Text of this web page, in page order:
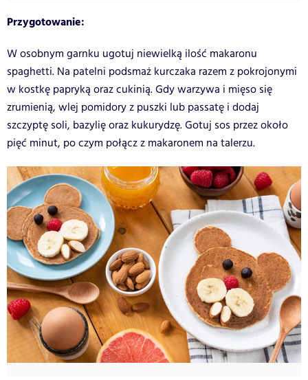
Przygotowanie:
W osobnym garnku ugotuj niewielką ilość makaronu
spaghetti. Na patelni podsmaż kurczaka razem z pokrojonymi
w kostkę papryką oraz cukinią. Gdy warzywa i mięso się
zrumienią, wlej pomidory z puszki lub passatę i dodaj
szczyptę soli, bazylię oraz kukurydzę. Gotuj sos przez około
pięć minut, po czym połącz z makaronem na talerzu.